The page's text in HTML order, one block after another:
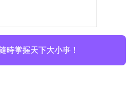
時掌握天下大小事！